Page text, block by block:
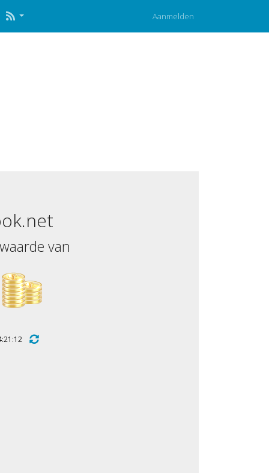
Aanmelden
van